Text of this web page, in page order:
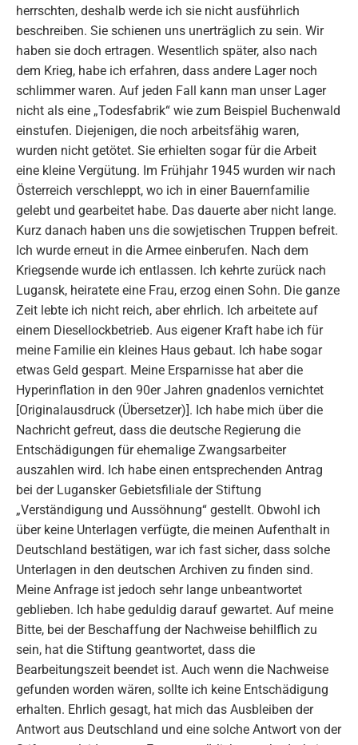
herrschten, deshalb werde ich sie nicht ausführlich
beschreiben. Sie schienen uns unerträglich zu sein. Wir
haben sie doch ertragen. Wesentlich später, also nach
dem Krieg, habe ich erfahren, dass andere Lager noch
schlimmer waren. Auf jeden Fall kann man unser Lager
nicht als eine „Todesfabrik“ wie zum Beispiel Buchenwald
einstufen. Diejenigen, die noch arbeitsfähig waren,
wurden nicht getötet. Sie erhielten sogar für die Arbeit
eine kleine Vergütung. Im Frühjahr 1945 wurden wir nach
Österreich verschleppt, wo ich in einer Bauernfamilie
gelebt und gearbeitet habe. Das dauerte aber nicht lange.
Kurz danach haben uns die sowjetischen Truppen befreit.
Ich wurde erneut in die Armee einberufen. Nach dem
Kriegsende wurde ich entlassen. Ich kehrte zurück nach
Lugansk, heiratete eine Frau, erzog einen Sohn. Die ganze
Zeit lebte ich nicht reich, aber ehrlich. Ich arbeitete auf
einem Diesellockbetrieb. Aus eigener Kraft habe ich für
meine Familie ein kleines Haus gebaut. Ich habe sogar
etwas Geld gespart. Meine Ersparnisse hat aber die
Hyperinflation in den 90er Jahren gnadenlos vernichtet
[Originalausdruck (Übersetzer)]. Ich habe mich über die
Nachricht gefreut, dass die deutsche Regierung die
Entschädigungen für ehemalige Zwangsarbeiter
auszahlen wird. Ich habe einen entsprechenden Antrag
bei der Lugansker Gebietsfiliale der Stiftung
„Verständigung und Aussöhnung“ gestellt. Obwohl ich
über keine Unterlagen verfügte, die meinen Aufenthalt in
Deutschland bestätigen, war ich fast sicher, dass solche
Unterlagen in den deutschen Archiven zu finden sind.
Meine Anfrage ist jedoch sehr lange unbeantwortet
geblieben. Ich habe geduldig darauf gewartet. Auf meine
Bitte, bei der Beschaffung der Nachweise behilflich zu
sein, hat die Stiftung geantwortet, dass die
Bearbeitungszeit beendet ist. Auch wenn die Nachweise
gefunden worden wären, sollte ich keine Entschädigung
erhalten. Ehrlich gesagt, hat mich das Ausbleiben der
Antwort aus Deutschland und eine solche Antwort von der